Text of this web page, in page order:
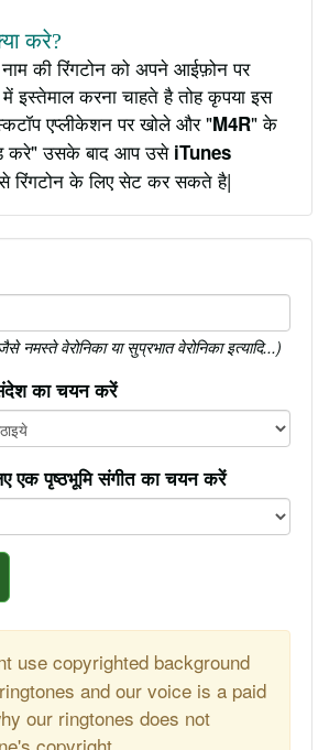
करे?
की रिंगटोन को अपने आईफ़ोन पर
करना चाहते है तोह कृपया इस
एप्लीकेशन पर खोले और "M4R" के
करे" उसके बाद आप उसे iTunes
रिंगटोन के लिए सेट कर सकते है|
वेरोनिका या सुप्रभात वेरोनिका इत्यादि...)
का चयन करें
एक पृष्ठभूमि संगीत का चयन करें
use copyrighted background
and our voice is a paid
our ringtones does not
copyright.